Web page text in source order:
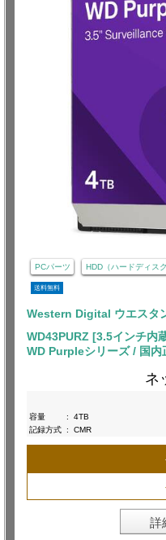
PCパーツ HDD（ハードディスク
送料無料
Western Digital ウエスタ
WD43PURZ [3.5インチ内
WD Purpleシリーズ / 国内
ネ
容量
:
4TB
記録方式 : CMR
詳